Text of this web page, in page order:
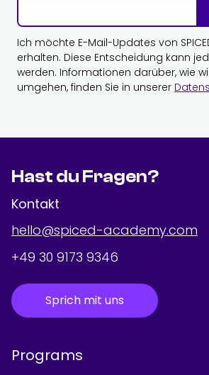
Ich möchte E-Mail-Updates von
erhalten. Diese Entscheidung kann
werden. Informationen darüber, wie
umgehen, finden Sie in unserer
Hast du Fragen?
Kontakt
hello@spiced-academy.com
+49 30 9173 9346
Sprich mit uns
Programs